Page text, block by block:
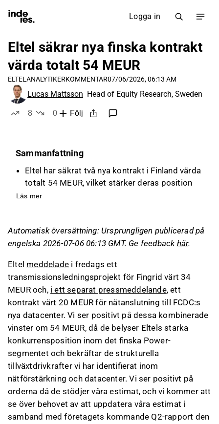
Logga in
Eltel säkrar nya finska kontrakt
värda totalt 54 MEUR
ELTEL ANALYTIKERKOMMENTAR07/06/2026, 06:13 AM
Lucas Mattsson Head of Equity Research, Sweden
8
0
Följ
Sammanfattning
Eltel har säkrat två nya kontrakt i Finland värda
totalt 54 MEUR, vilket stärker deras position
inom det finska Power-segmentet.
det största i Eltels historia i Finland.
Ett separat kontrakt på 20 MEUR gäller
nätanslutningen till FCDC:s datacenter, vilket
stärker Eltels ställning på den växande
datacentermarknaden.
Analytiker ser positivt på dessa kontrakt och
kommer att överväga att uppdatera sina
estimat efter Eltels Q2-rapport den 21 juli.
Detta innehåll är skapat av AI. Du kan lämna feedback
om det på Inderesforum.
Läs mer
Automatisk översättning: Ursprungligen publicerad på
engelska 2026-07-06 06:13 GMT. Ge feedback här.
Eltel meddelade i fredags ett
transmissionsledningsprojekt för Fingrid värt 34
MEUR och, i ett separat pressmeddelande, ett
kontrakt värt 20 MEUR för nätanslutning till FCDC:s
nya datacenter. Vi ser positivt på dessa kombinerade
vinster om 54 MEUR, då de belyser Eltels starka
konkurrensposition inom det finska Power-
segmentet och bekräftar de strukturella
tillväxtdrivkrafter vi har identifierat inom
nätförstärkning och datacenter. Vi ser positivt på
orderna då de stödjer våra estimat, och vi kommer att
se över behovet av att uppdatera våra estimat i
samband med företagets kommande Q2-rapport den